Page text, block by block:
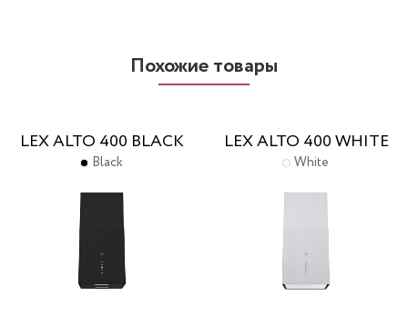
Похожие товары
LEX ALTO 400 BLACK
Black
LEX ALTO 400 WHITE
White